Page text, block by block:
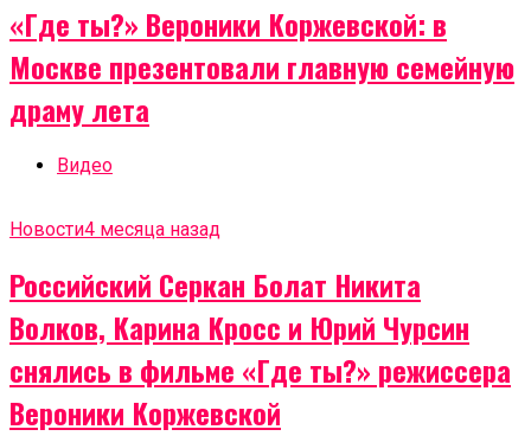
«Где ты?» Вероники Коржевской: в
Москве презентовали главную семейную
драму лета
Видео
Новости4 месяца назад
Российский Серкан Болат Никита
Волков, Карина Кросс и Юрий Чурсин
снялись в фильме «Где ты?» режиссера
Вероники Коржевской